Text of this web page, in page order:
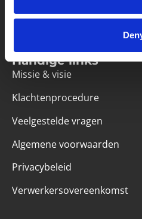
Partner
Handige links
Missie & visie
Klachtenprocedure
Veelgestelde vragen
Algemene voorwaarden
Privacybeleid
Verwerkersovereenkomst